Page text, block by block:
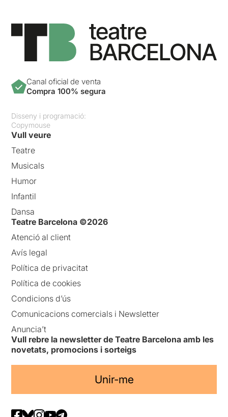
Canal oficial de venta
Compra 100% segura
Disseny i programació:
Copymouse
Vull veure
Teatre
Musicals
Humor
Infantil
Dansa
Teatre Barcelona ©2026
Atenció al client
Avís legal
Política de privacitat
Política de cookies
Condicions d’ús
Comunicacions comercials i Newsletter
Anuncia’t
Vull rebre la newsletter de Teatre Barcelona amb les
novetats, promocions i sorteigs
Unir-me